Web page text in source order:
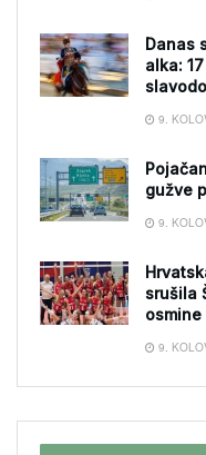
Danas
alka:
9.
gužve
9.
srušila
9.